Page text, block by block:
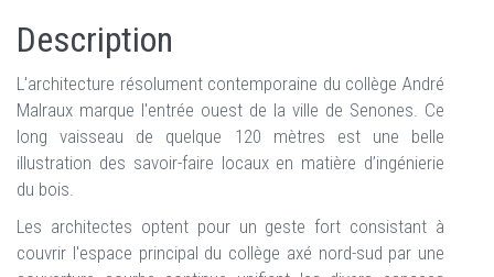
Description
L'architecture résolument contemporaine du collège André
Malraux marque l'entrée ouest de la ville de Senones. Ce
long vaisseau de quelque 120 mètres est une belle
illustration des savoir-faire locaux en matière d’ingénierie
du bois.
Les architectes optent pour un geste fort consistant à
couvrir l'espace principal du collège axé nord-sud par une